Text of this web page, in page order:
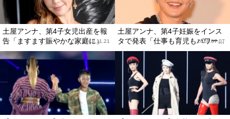
土屋アンナ、第4子女児出産を報
告「ますます賑やかな家庭に」
2018.11.21
土屋アンナ、第4子妊娠をインス
タで発表「仕事も育児もパワー...
2018.07.07